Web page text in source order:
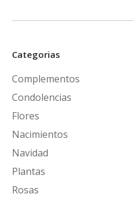
Categorias
Complementos
Condolencias
Flores
Nacimientos
Navidad
Plantas
Rosas